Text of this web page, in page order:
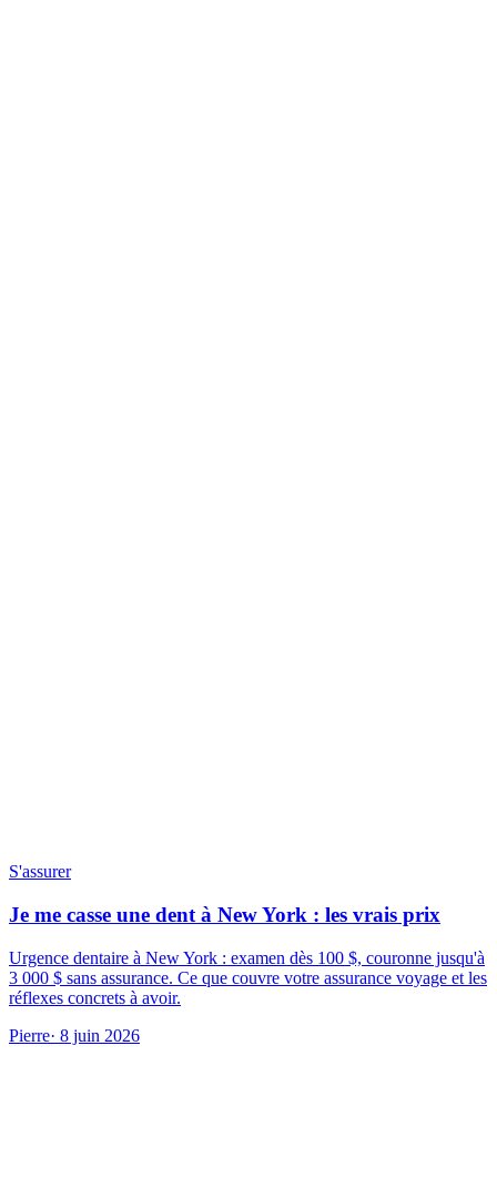
S'assurer
Je me casse une dent à New York : les vrais prix
Urgence dentaire à New York : examen dès 100 $, couronne jusqu'à
3 000 $ sans assurance. Ce que couvre votre assurance voyage et les
réflexes concrets à avoir.
Pierre· 8 juin 2026